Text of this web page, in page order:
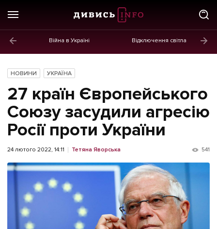
Війна в Україні Відключення світла
Новини
Політика
Економіка
Бізнес
Життя
Культура
Афіша
ІНШЕ
НОВИНИ УКРАЇНА
27 країн Європейського
Союзу засудили агресію
Росії проти України
24 лютого 2022, 14:11 Тетяна Яворська 541